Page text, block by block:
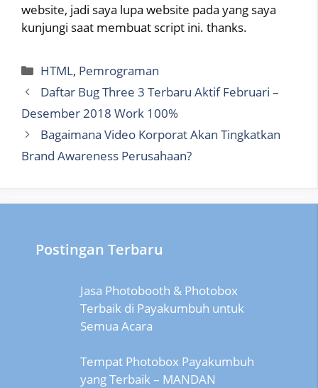
website, jadi saya lupa website pada yang saya
kunjungi saat membuat script ini. thanks.
Categories
HTML, Pemrograman
Daftar Bug Three 3 Terbaru Aktif Februari –
Desember 2018 Work 100%
Bagaimana Video Korporat Akan Tingkatkan
Brand Awareness Perusahaan?
Postingan Terbaru
Jasa Photobooth & Photobox
Terbaik di Payakumbuh untuk
Semua Acara
Tempat Photobox Payakumbuh
yang Terbaik – MANDAN